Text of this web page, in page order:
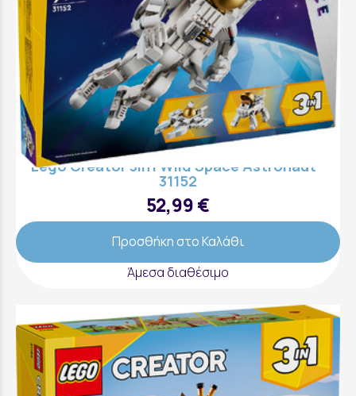
Lego Creator 3in1 Wild Space Astronaut -
31152
52,99 €
Προσθήκη στο Καλάθι
Άμεσα διαθέσιμο